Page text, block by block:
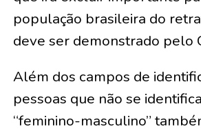
população brasileira do
deve ser demonstrado pelo
Além dos campos de
pessoas que não se
“feminino-masculino”